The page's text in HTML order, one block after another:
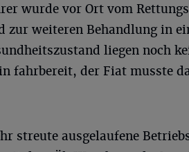
wurde vor Ort vom
zur weiteren Behandlung in
liegen noch
fahrbereit, der Fiat musste
streute ausgelaufene